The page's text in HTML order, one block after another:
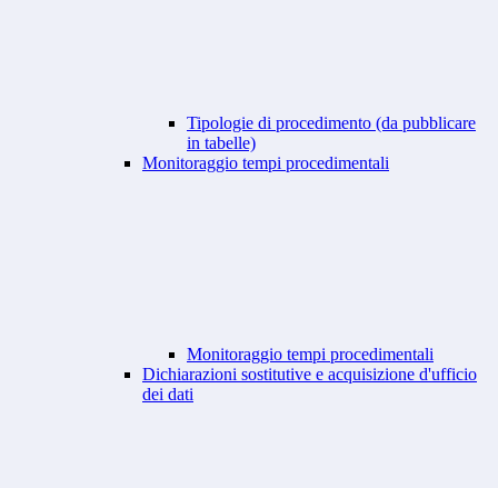
Tipologie di procedimento (da pubblicare
in tabelle)
Monitoraggio tempi procedimentali
Monitoraggio tempi procedimentali
Dichiarazioni sostitutive e acquisizione d'ufficio
dei dati